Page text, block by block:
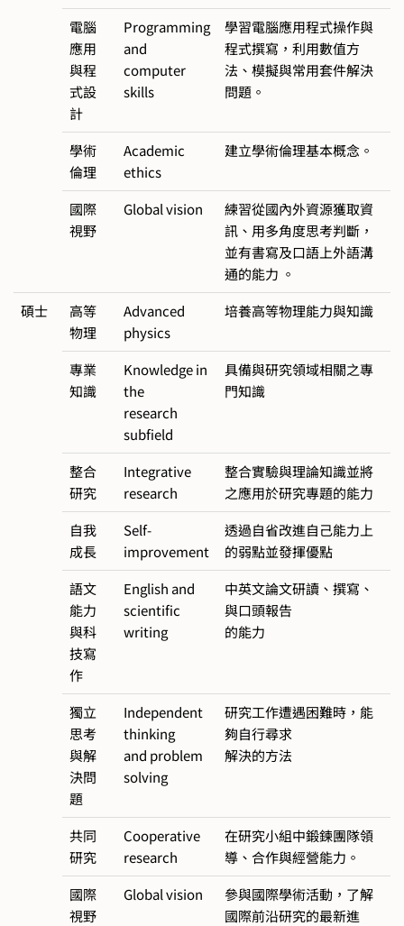
電腦
應用
與程
式設
計
Programming
and
computer
skills
學習電腦應用程式操作與
程式撰寫，利用數值方
法、模擬與常用套件解決
問題。
學術
倫理
Academic
ethics
建立學術倫理基本概念。
國際
視野
Global vision
練習從國內外資源獲取資
訊、用多角度思考判斷，
並有書寫及口語上外語溝
通的能力 。
碩士
高等
物理
Advanced
physics
培養高等物理能力與知識
專業
知識
Knowledge in
the
research
subfield
具備與研究領域相關之專
門知識
整合
研究
Integrative
research
整合實驗與理論知識並將
之應用於研究專題的能力
自我
成長
Self-
improvement
透過自省改進自己能力上
的弱點並發揮優點
語文
能力
與科
技寫
作
English and
scientific
writing
中英文論文研讀、撰寫、
與口頭報告
的能力
獨立
思考
與解
決問
題
Independent
thinking
and problem
solving
研究工作遭遇困難時，能
夠自行尋求
解決的方法
共同
研究
Cooperative
research
在研究小組中鍛鍊團隊領
導、合作與經營能力。
國際
視野
Global vision
參與國際學術活動，了解
國際前沿研究的最新進